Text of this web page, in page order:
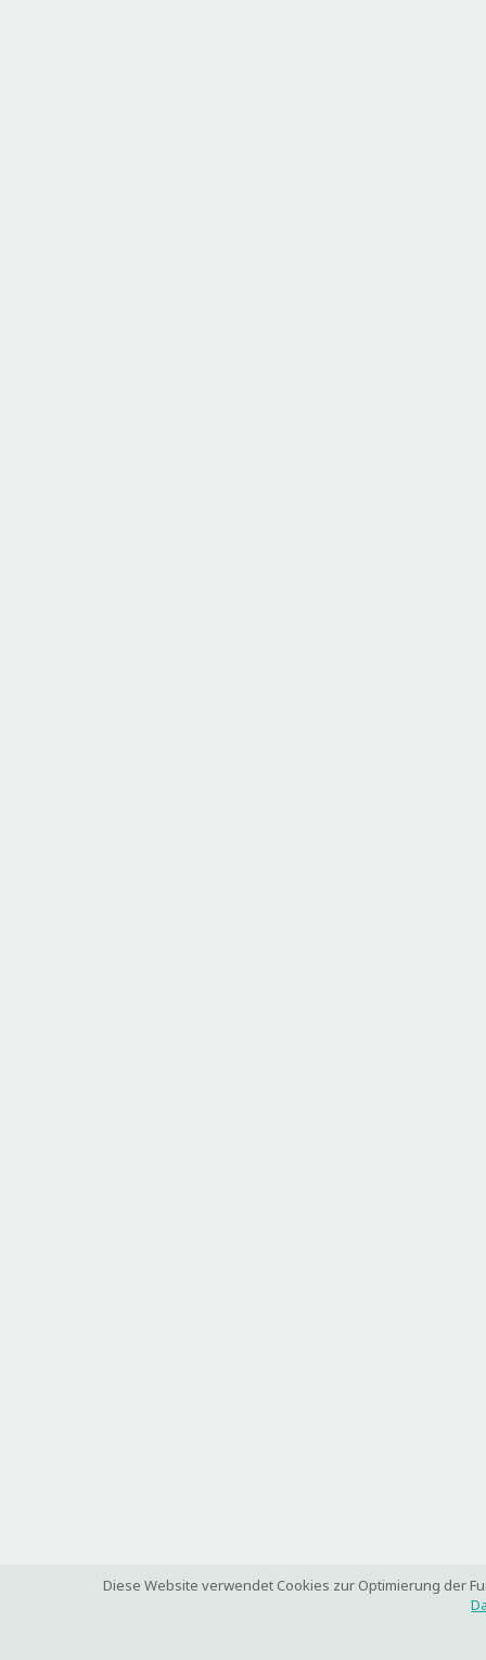
Diese Website verwendet Cookies zur Optimierung der